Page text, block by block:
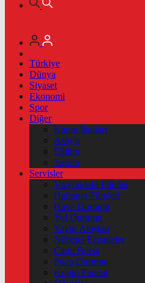
Türkiye
Dünya
Siyaset
Ekonomi
Spor
Diğer
Kamu İlanları
Asayiş
Eğitim
Yaşam
Servisler
Vizyondaki Filmler
Haftanin Filmleri
Hava Durumu
Yol Durumu
Yayın Akışları
Nöbetçi Eczaneler
Canlı Borsa
Puan Durumu
Kripto Paralar